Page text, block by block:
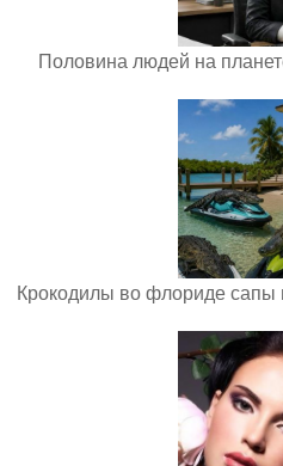
Половина людей на
Крокодилы во флориде сапы